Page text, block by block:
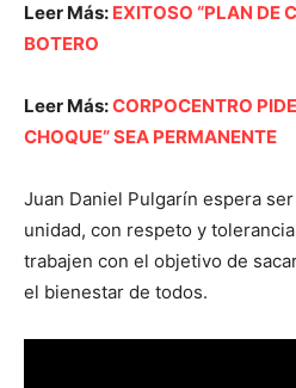
Leer Más: EXITOSO “PLAN DE
BOTERO
Leer Más:CORPOCENTRO
CHOQUE” SEA PERMANENTE
Juan Daniel Pulgarín espera
unidad, con respeto y
trabajen con el objetivo de
el bienestar de todos.